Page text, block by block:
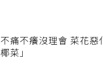
不痛不癢沒理會 菜花惡
椰菜」